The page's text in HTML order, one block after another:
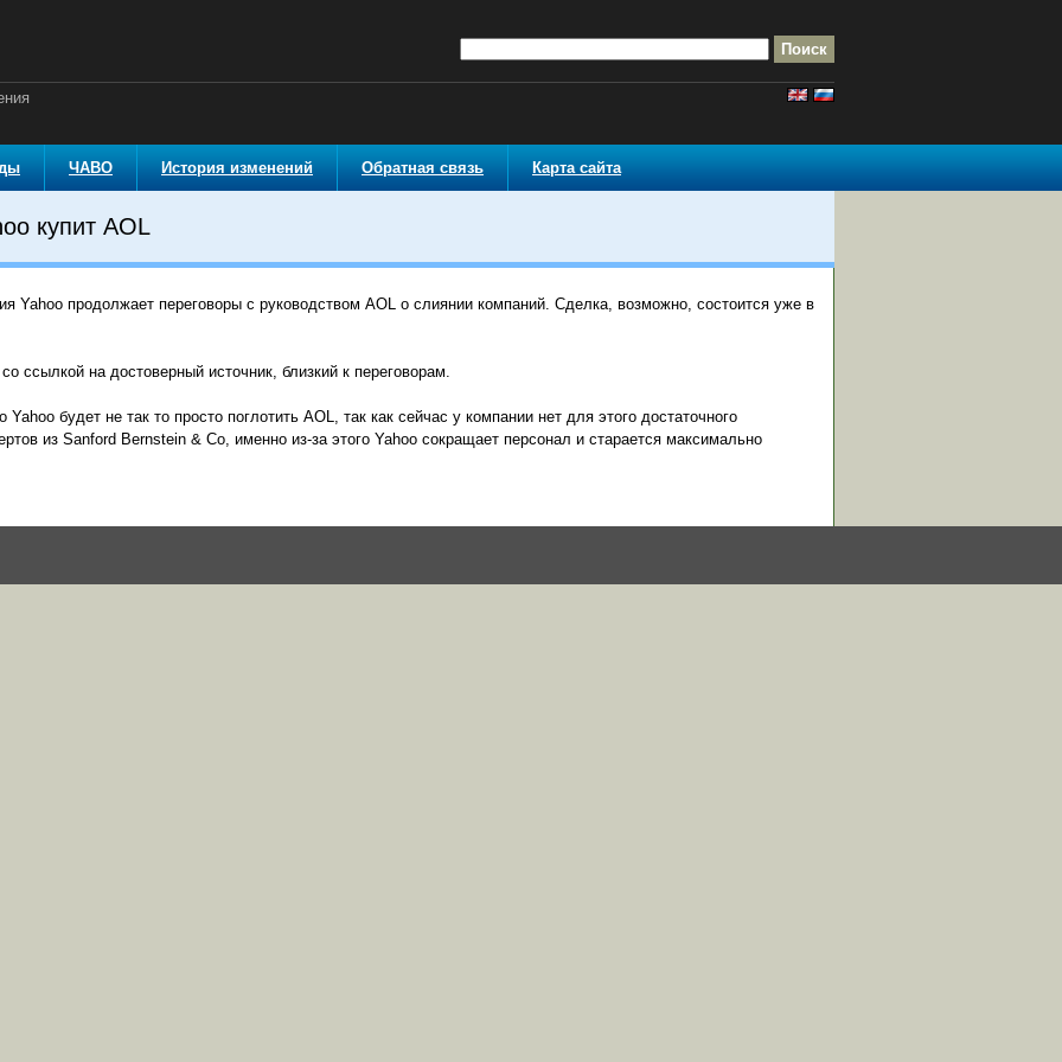
ЧАВО История изменений Обратная связь Карта сайта
купит AOL
Yahoo продолжает переговоры с руководством AOL о слиянии компаний. Сделка, возможно, состоится уже в
ссылкой на достоверный источник, близкий к переговорам.
будет не так то просто поглотить AOL, так как сейчас у компании нет для этого достаточного
из Sanford Bernstein & Co, именно из-за этого Yahoo сокращает персонал и старается максимально